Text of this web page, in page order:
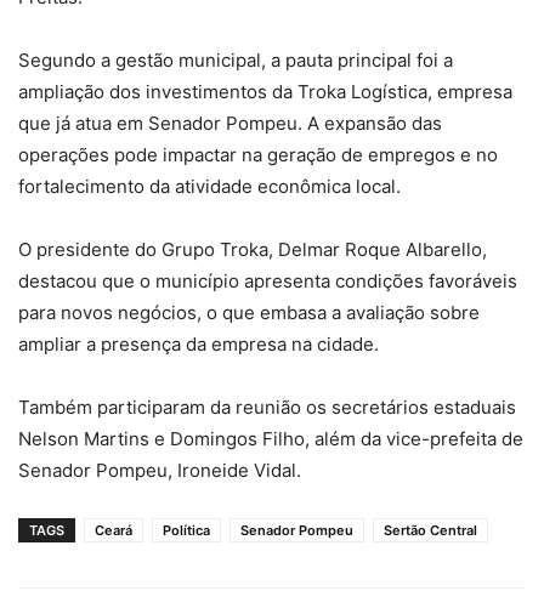
Segundo a gestão municipal, a pauta principal foi a
ampliação dos investimentos da Troka Logística, empresa
que já atua em Senador Pompeu. A expansão das
operações pode impactar na geração de empregos e no
fortalecimento da atividade econômica local.
O presidente do Grupo Troka, Delmar Roque Albarello,
destacou que o município apresenta condições favoráveis
para novos negócios, o que embasa a avaliação sobre
ampliar a presença da empresa na cidade.
Também participaram da reunião os secretários estaduais
Nelson Martins e Domingos Filho, além da vice-prefeita de
Senador Pompeu, Ironeide Vidal.
TAGS Ceará Política Senador Pompeu Sertão Central